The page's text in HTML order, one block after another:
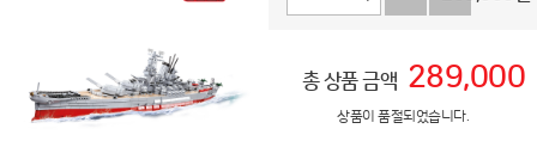
총 상품 금액 289,000
상품이 품절되었습니다.